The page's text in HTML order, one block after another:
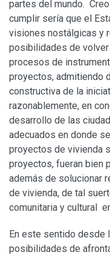
partes del mundo.
cumplir sería que el
visiones nostálgicas y
posibilidades de volver
procesos de
proyectos, admitiendo
constructiva de la
razonablemente, en
desarrollo de las
adecuados en donde
proyectos de vivienda
proyectos, fueran bien
además de solucionar
de vivienda, de tal
comunitaria y cultural
En este sentido desde
posibilidades de